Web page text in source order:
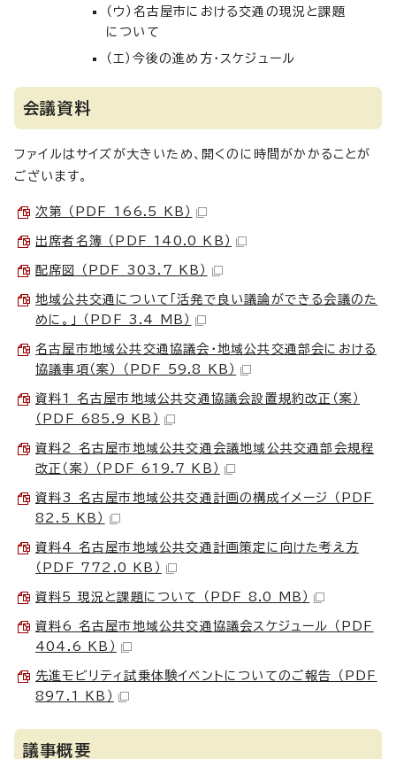
（ウ）名古屋市における交通の現況と課題
について
（エ）今後の進め方・スケジュール
会議資料
ファイルはサイズが大きいため、開くのに時間がかかることが
ございます。
次第 （PDF 166.5 KB）
出席者名簿 （PDF 140.0 KB）
配席図 （PDF 303.7 KB）
地域公共交通について「活発で良い議論ができる会議のた
めに。」 （PDF 3.4 MB）
名古屋市地域公共交通協議会・地域公共交通部会における
協議事項（案） （PDF 59.8 KB）
資料1 名古屋市地域公共交通協議会設置規約改正（案）
（PDF 685.9 KB）
資料2 名古屋市地域公共交通会議地域公共交通部会規程
改正（案） （PDF 619.7 KB）
資料3 名古屋市地域公共交通計画の構成イメージ （PDF
82.5 KB）
資料4 名古屋市地域公共交通計画策定に向けた考え方
（PDF 772.0 KB）
資料5 現況と課題について （PDF 8.0 MB）
資料6 名古屋市地域公共交通協議会スケジュール （PDF
404.6 KB）
先進モビリティ試乗体験イベントについてのご報告 （PDF
897.1 KB）
議事概要